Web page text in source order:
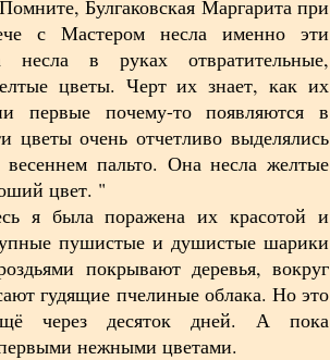
Булгаковская Маргарита при
с Мастером несла именно эти
несла в руках отвратительные,
цветы. Черт их знает, как их
первые почему-то появляются в
цветы очень отчетливо выделялись
пальто. Она несла желтые
цвет. "
я была поражена их красотой и
пушистые и душистые шарики
покрывают деревья, вокруг
гудящие пчелиные облака. Но это
через десяток дней. А пока
нежными цветами.